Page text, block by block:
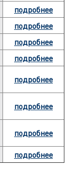
подробнее
подробнее
подробнее
подробнее
подробнее
подробнее
подробнее
подробнее